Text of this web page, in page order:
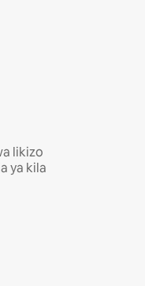
likizo
ya kila